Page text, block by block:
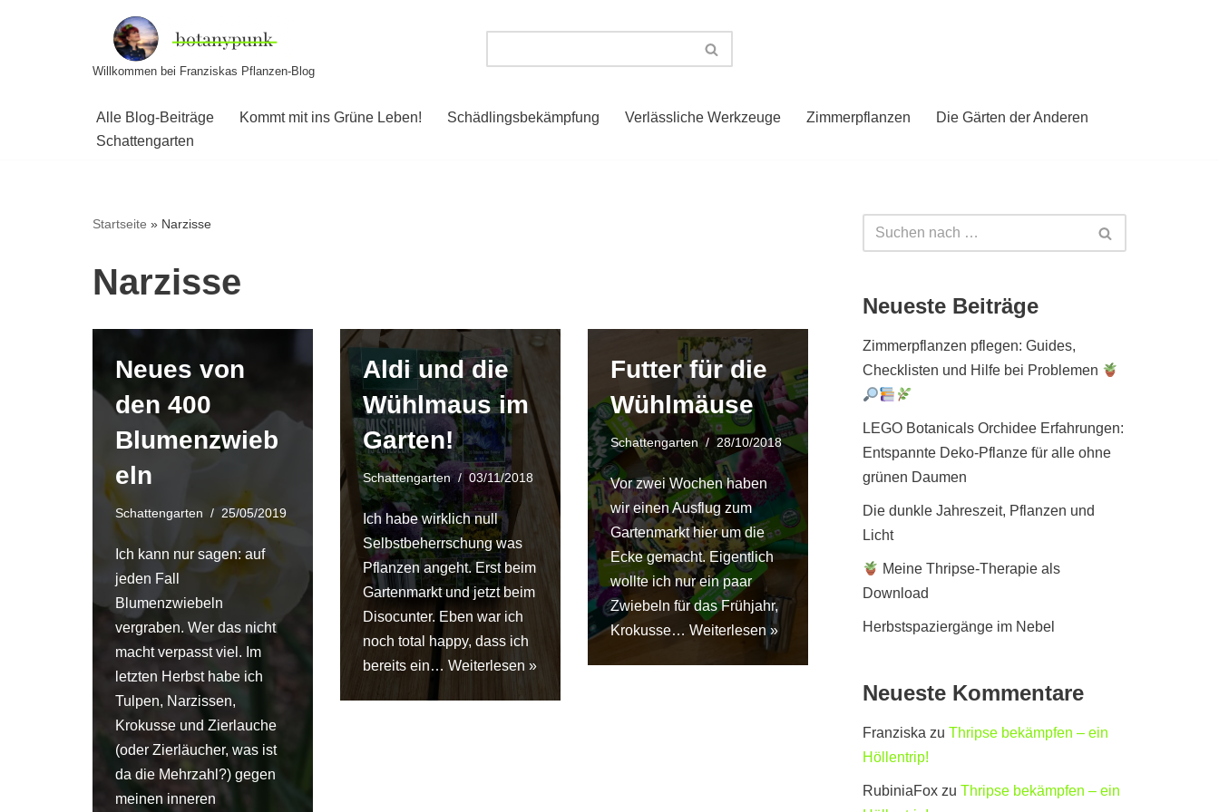
Willkommen bei Franziskas Pflanzen-Blog
Alle Blog-Beiträge Kommt mit ins Grüne Leben! Schädlingsbekämpfung Verlässliche Werkzeuge Zimmerpflanzen
Die Gärten der Anderen
Schattengarten
Startseite » Narzisse
Narzisse
Neues von
den 400
Blumenzwieb
eln
Schattengarten 25/05/2019
Ich kann nur sagen: auf
jeden Fall
Blumenzwiebeln
vergraben. Wer das nicht
macht verpasst viel. Im
letzten Herbst habe ich
Tulpen, Narzissen,
Krokusse und Zierlauche
(oder Zierläucher, was ist
da die Mehrzahl?) gegen
meinen inneren
Aldi und die
Wühlmaus im
Garten!
Schattengarten 03/11/2018
Ich habe wirklich null
Selbstbeherrschung was
Pflanzen angeht. Erst beim
Gartenmarkt und jetzt beim
Disocunter. Eben war ich
noch total happy, dass ich
bereits ein… Weiterlesen »
Futter für die
Wühlmäuse
Schattengarten 28/10/2018
Vor zwei Wochen haben
wir einen Ausflug zum
Gartenmarkt hier um die
Ecke gemacht. Eigentlich
wollte ich nur ein paar
Zwiebeln für das Frühjahr,
Krokusse… Weiterlesen »
Neueste Beiträge
Zimmerpflanzen pflegen: Guides,
Checklisten und Hilfe bei Problemen
LEGO Botanicals Orchidee Erfahrungen:
Entspannte Deko-Pflanze für alle ohne
grünen Daumen
Die dunkle Jahreszeit, Pflanzen und
Licht
Meine Thripse-Therapie als
Download
Herbstspaziergänge im Nebel
Neueste Kommentare
Franziska zu Thripse bekämpfen – ein
Höllentrip!
RubiniaFox zu Thripse bekämpfen – ein